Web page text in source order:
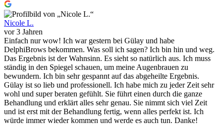
Nicole L.
vor 3 Jahren
Einfach nur wow! Ich war gestern bei Gülay und habe
DelphiBrows bekommen. Was soll ich sagen? Ich bin hin und weg.
Das Ergebnis ist der Wahnsinn. Es sieht so natürlich aus. Ich muss
ständig in den Spiegel schauen, um meine Augenbrauen zu
bewundern. Ich bin sehr gespannt auf das abgeheilte Ergebnis.
Gülay ist so lieb und professionell. Ich habe mich zu jeder Zeit sehr
wohl und super beraten gefühlt. Sie führt einen durch die ganze
Behandlung und erklärt alles sehr genau. Sie nimmt sich viel Zeit
und ist erst mit der Behandlung fertig, wenn alles perfekt ist. Ich
würde immer wieder kommen und werde es auch tun. Danke!